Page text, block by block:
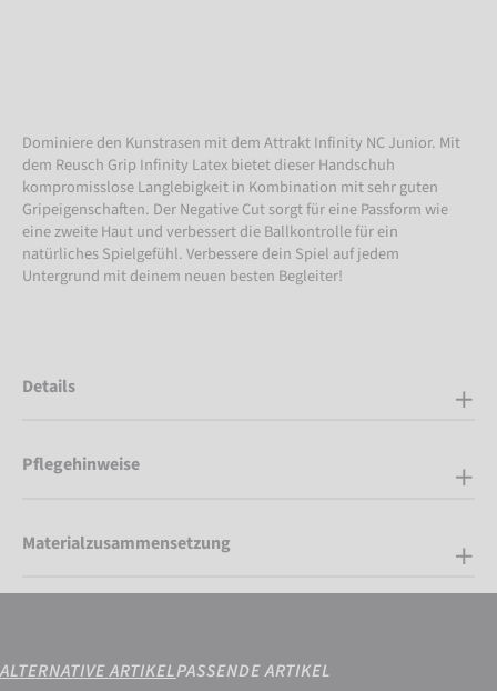
Dominiere den Kunstrasen mit dem Attrakt Infinity NC Junior. Mit
dem Reusch Grip Infinity Latex bietet dieser Handschuh
kompromisslose Langlebigkeit in Kombination mit sehr guten
Gripeigenschaften. Der Negative Cut sorgt für eine Passform wie
eine zweite Haut und verbessert die Ballkontrolle für ein
natürliches Spielgefühl. Verbessere dein Spiel auf jedem
Untergrund mit deinem neuen besten Begleiter!
Details
Pflegehinweise
Materialzusammensetzung
ALTERNATIVE ARTIKELPASSENDE ARTIKEL